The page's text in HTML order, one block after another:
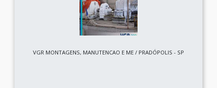
VGR MONTAGENS, MANUTENCAO E ME / PRADÓPOLIS - SP